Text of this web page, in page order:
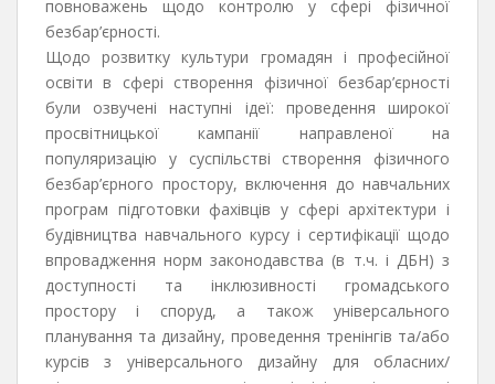
повноважень щодо контролю у сфері фізичної
безбар’єрності.
Щодо розвитку культури громадян і професійної
освіти в сфері створення фізичної безбар’єрності
були озвучені наступні ідеї: проведення широкої
просвітницької кампанії направленої на
популяризацію у суспільстві створення фізичного
безбар’єрного простору, включення до навчальних
програм підготовки фахівців у сфері архітектури і
будівництва навчального курсу і сертифікації щодо
впровадження норм законодавства (в т.ч. і ДБН) з
доступності та інклюзивності громадського
простору і споруд, а також універсального
планування та дизайну, проведення тренінгів та/або
курсів з універсального дизайну для обласних/